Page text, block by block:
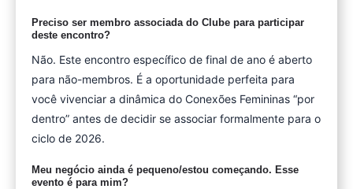
Preciso ser membro associada do Clube para participar
deste encontro?
Não. Este encontro específico de final de ano é aberto
para não-membros. É a oportunidade perfeita para
você vivenciar a dinâmica do Conexões Femininas “por
dentro” antes de decidir se associar formalmente para o
ciclo de 2026.
Meu negócio ainda é pequeno/estou começando. Esse
evento é para mim?